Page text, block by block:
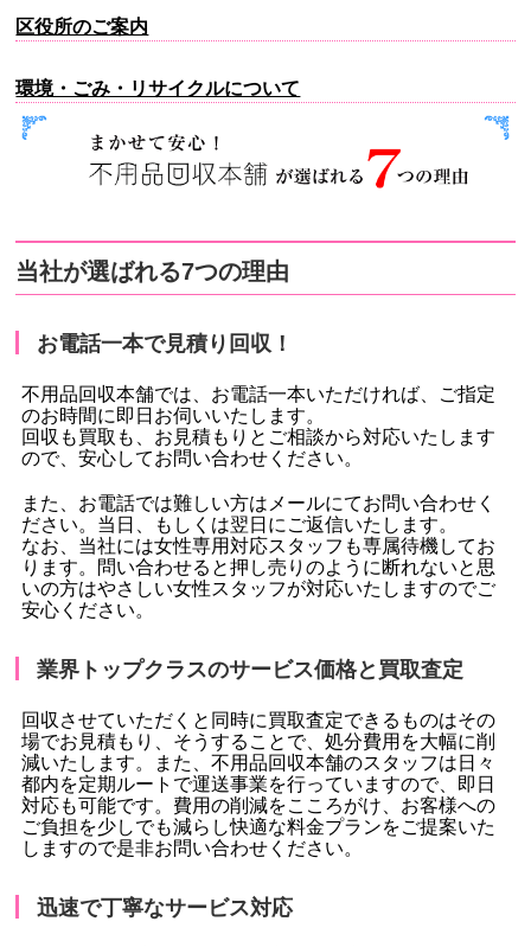
区役所のご案内
環境・ごみ・リサイクルについて
当社が選ばれる7つの理由
お電話一本で見積り回収！
不用品回収本舗では、お電話一本いただければ、ご指定
のお時間に即日お伺いいたします。
回収も買取も、お見積もりとご相談から対応いたします
ので、安心してお問い合わせください。
また、お電話では難しい方はメールにてお問い合わせく
ださい。当日、もしくは翌日にご返信いたします。
なお、当社には女性専用対応スタッフも専属待機してお
ります。問い合わせると押し売りのように断れないと思
いの方はやさしい女性スタッフが対応いたしますのでご
安心ください。
業界トップクラスのサービス価格と買取査定
回収させていただくと同時に買取査定できるものはその
場でお見積もり、そうすることで、処分費用を大幅に削
減いたします。また、不用品回収本舗のスタッフは日々
都内を定期ルートで運送事業を行っていますので、即日
対応も可能です。費用の削減をこころがけ、お客様への
ご負担を少しでも減らし快適な料金プランをご提案いた
しますので是非お問い合わせください。
迅速で丁寧なサービス対応